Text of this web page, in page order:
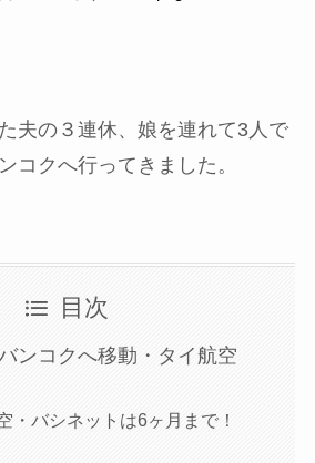
夫の３連休、娘を連れて3人で
コクへ行ってきました。
目次
ンコクへ移動・タイ航空
・バシネットは6ヶ月まで！